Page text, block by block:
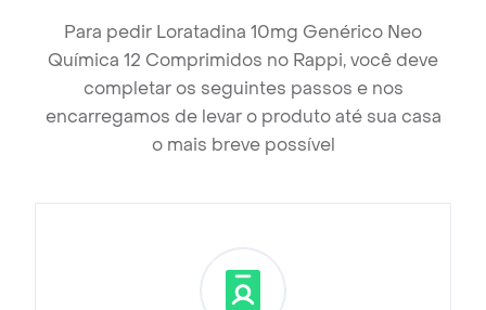
Para pedir Loratadina 10mg Genérico Neo
Química 12 Comprimidos no Rappi, você deve
completar os seguintes passos e nos
encarregamos de levar o produto até sua casa
o mais breve possível